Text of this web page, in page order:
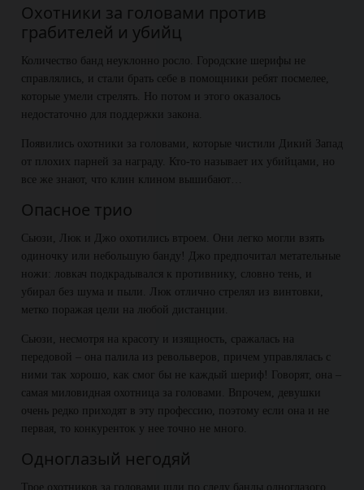
Охотники за головами против
грабителей и убийц
Количество банд неуклонно росло. Городские шерифы не
справлялись, и стали брать себе в помощники ребят посмелее,
которые умели стрелять. Но потом и этого оказалось
недостаточно для поддержки закона.
Появились охотники за головами, которые чистили Дикий Запад
от плохих парней за награду. Кто-то называет их убийцами, но
все же знают, что клин клином вышибают…
Опасное трио
Сьюзи, Люк и Джо охотились втроем. Они легко могли взять
одиночку или небольшую банду! Джо предпочитал метательные
ножи: ловкач подкрадывался к противнику, словно тень, и
убирал без шума и пыли. Люк отлично стрелял из винтовки,
метко поражая цели на любой дистанции.
Сьюзи, несмотря на красоту и изящность, сражалась на
передовой – она палила из револьверов, причем управлялась с
ними так хорошо, как смог бы не каждый шериф! Говорят, она –
самая миловидная охотница за головами. Впрочем, девушки
очень редко приходят в эту профессию, поэтому если она и не
первая, то конкуренток у нее точно не много.
Одноглазый негодяй
Трое охотников за головами шли по следу банды одноглазого